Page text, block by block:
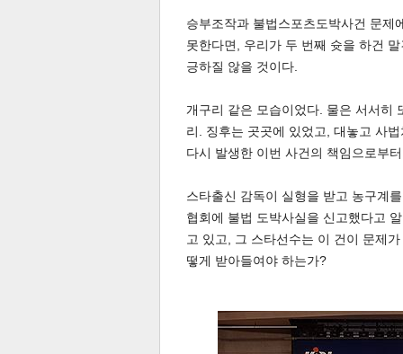
스북 터 공 공유 버블
달기
승부조작과 불법스포츠도박사건 문제
못한다면, 우리가 두 번째 슛을 하건
긍하질 않을 것이다.
개구리 같은 모습이었다. 물은 서서히
리. 징후는 곳곳에 있었고, 대놓고 사
다시 발생한 이번 사건의 책임으로부
스타출신 감독이 실형을 받고 농구계
협회에 불법 도박사실을 신고했다고
고 있고, 그 스타선수는 이 건이 문제
떻게 받아들여야 하는가?